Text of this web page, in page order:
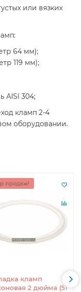
или вязких
64 мм);
119 мм);
AISI 304;
кламп 2-4
оборудовании.
продаж!
кламп
2 дюйма (51